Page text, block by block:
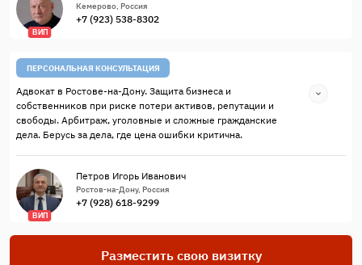
ВИП
Кемерово, Россия
+7 (923) 538-8302
ПЕРСОНАЛЬНАЯ КОНСУЛЬТАЦИЯ
Адвокат в Ростове-на-Дону. Защита бизнеса и
собственников при риске потери активов, репутации и
свободы. Арбитраж, уголовные и сложные гражданские
дела. Берусь за дела, где цена ошибки критична.
ВИП
Петров Игорь Иванович
Ростов-на-Дону, Россия
+7 (928) 618-9299
Разместить свою визитку